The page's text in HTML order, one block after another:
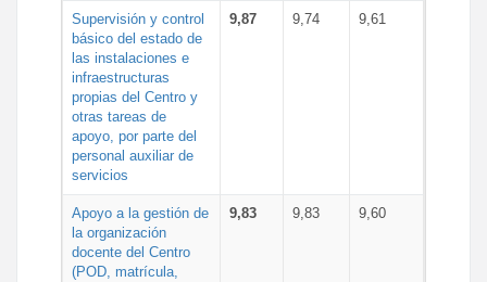
Supervisión y control
básico del estado de
las instalaciones e
infraestructuras
propias del Centro y
otras tareas de
apoyo, por parte del
personal auxiliar de
servicios
9,87 9,74 9,61
Apoyo a la gestión de
la organización
docente del Centro
(POD, matrícula,
9,83 9,83 9,60